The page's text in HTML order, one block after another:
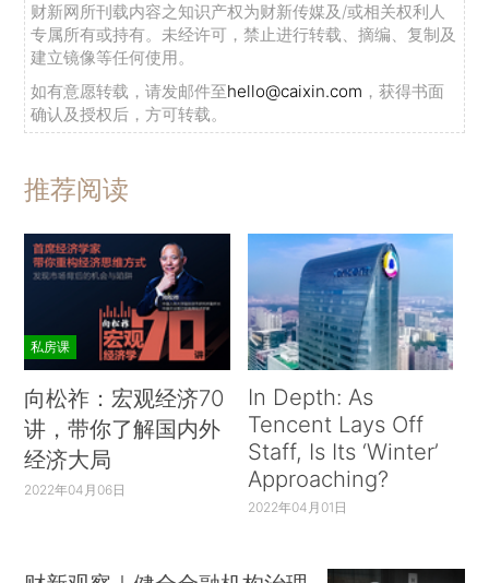
财新网所刊载内容之知识产权为财新传媒及/或相关权利人
专属所有或持有。未经许可，禁止进行转载、摘编、复制及
建立镜像等任何使用。
如有意愿转载，请发邮件至hello@caixin.com ，获得书面
确认及授权后，方可转载。
推荐阅读
私房课
向松祚：宏观经济70
讲，带你了解国内外
经济大局
2022年04月06日
In Depth: As
Tencent Lays Off
Staff, Is Its ‘Winter’
Approaching?
2022年04月01日